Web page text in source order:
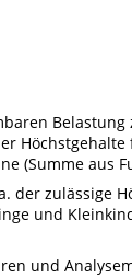
(Summe aus
der zulässige
und
und